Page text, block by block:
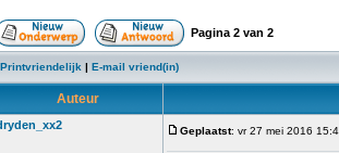
Pagina 2 van 2
Printvriendelijk | E-mail vriend(in)
Auteur
Geplaatst: vr 27 mei 2016